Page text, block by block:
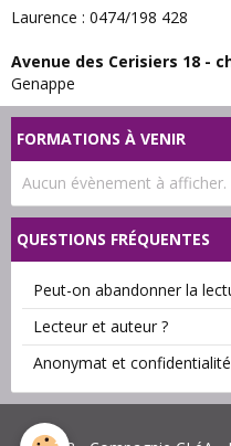
Laurence : 0474/198 428
Avenue des Cerisiers 18 -
Genappe
FORMATIONS À VENIR
Aucun évènement à afficher.
QUESTIONS FRÉQUENTES
Peut-on abandonner la
Lecteur et auteur ?
Anonymat et confidentialité